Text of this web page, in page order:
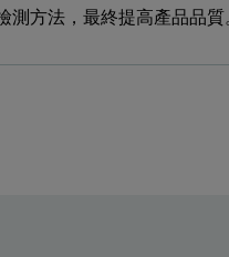
測方法，最終提高產品品質